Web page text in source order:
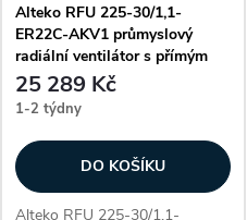
Alteko RFU 225-30/1,1-
ER22C-AKV1 průmyslový
radiální ventilátor s přímým
pohonem AC
25 289 Kč
1-2 týdny
DO KOŠÍKU
Alteko RFU 225-30/1,1-